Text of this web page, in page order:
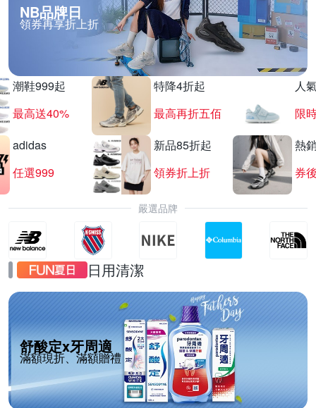
NB品牌日
領券再享折上折
潮鞋999起
最高送40%
特降4折起
最高再折五佰
人
限
adidas
任選999
新品85折起
領券折上折
熱
券
嚴選品牌
日用清潔
舒酸定x牙周適
滿額現折、滿額贈禮